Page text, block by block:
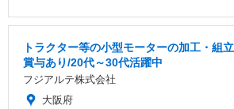
トラクター等の小型モーターの加工・組
賞与あり/20代～30代活躍中
フジアルテ株式会社
大阪府